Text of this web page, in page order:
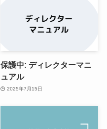
保護中: ディレクターマニ
ュアル
2025年7月15日